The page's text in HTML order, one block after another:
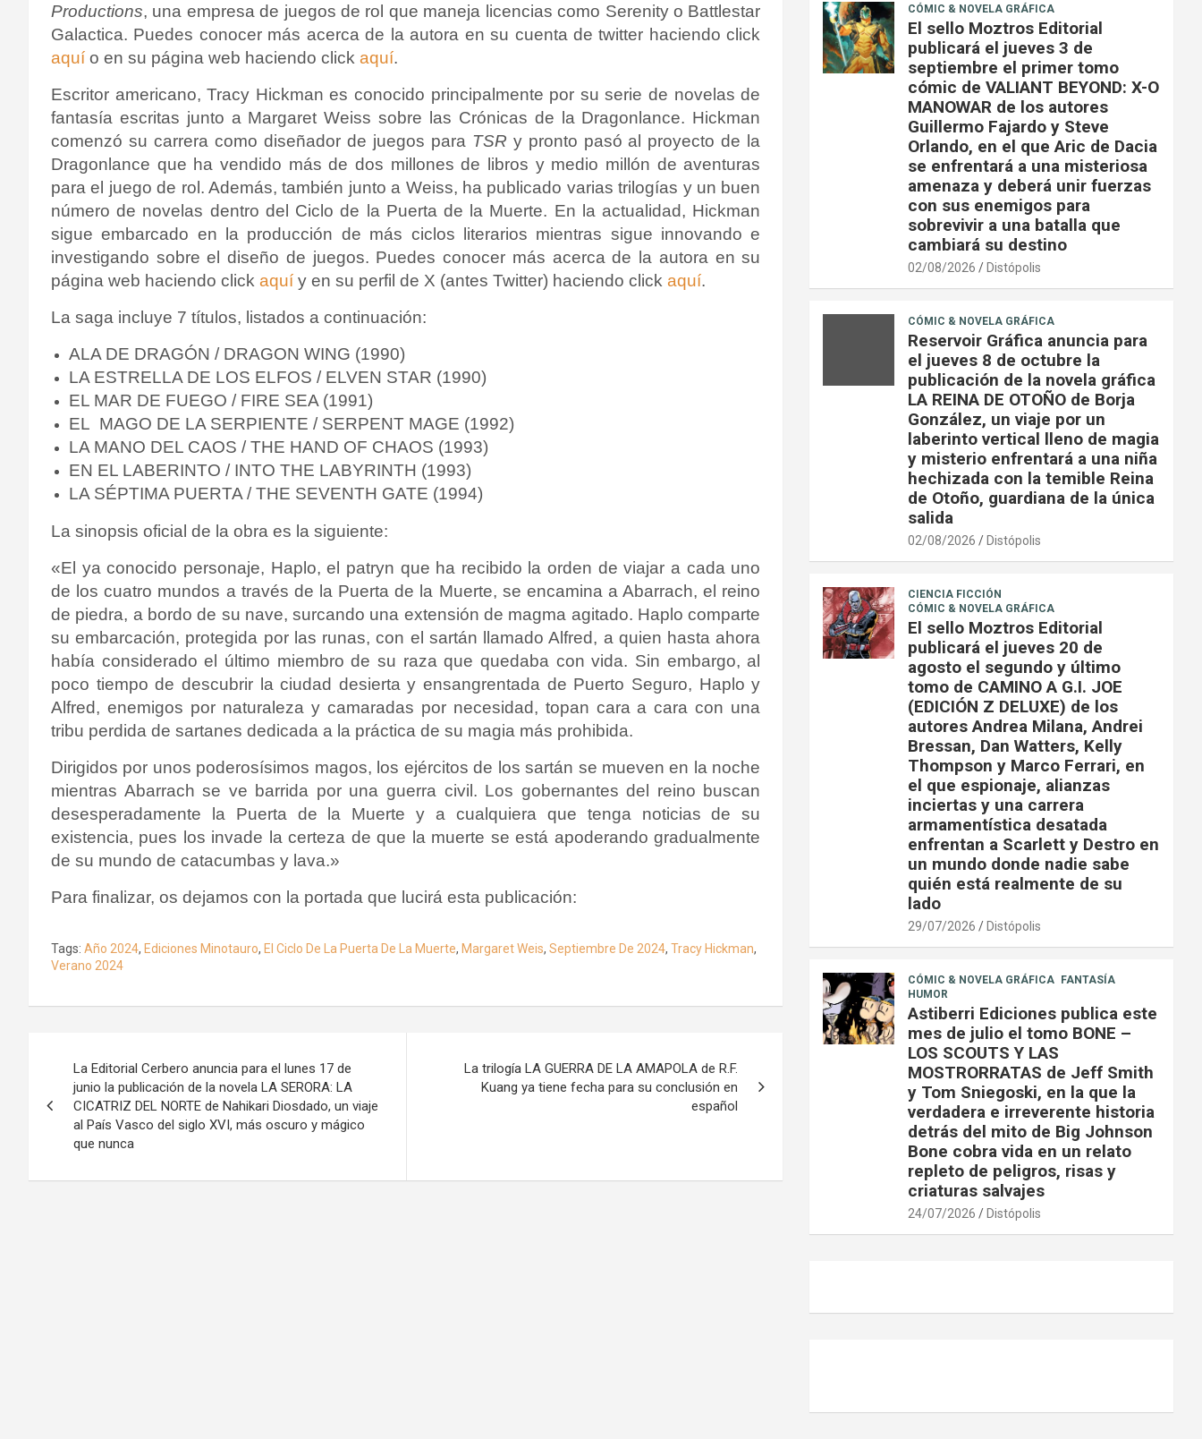
Productions, una empresa de juegos de rol que maneja licencias como Serenity o Battlestar
Galactica. Puedes conocer más acerca de la autora en su cuenta de twitter haciendo click
aquí o en su página web haciendo click aquí.
Escritor americano, Tracy Hickman es conocido principalmente por su serie de novelas de
fantasía escritas junto a Margaret Weiss sobre las Crónicas de la Dragonlance. Hickman
comenzó su carrera como diseñador de juegos para TSR y pronto pasó al proyecto de la
Dragonlance que ha vendido más de dos millones de libros y medio millón de aventuras
para el juego de rol. Además, también junto a Weiss, ha publicado varias trilogías y un buen
número de novelas dentro del Ciclo de la Puerta de la Muerte. En la actualidad, Hickman
sigue embarcado en la producción de más ciclos literarios mientras sigue innovando e
investigando sobre el diseño de juegos. Puedes conocer más acerca de la autora en su
página web haciendo click aquí y en su perfil de X (antes Twitter) haciendo click aquí.
La saga incluye 7 títulos, listados a continuación:
ALA DE DRAGÓN / DRAGON WING (1990)
LA ESTRELLA DE LOS ELFOS / ELVEN STAR (1990)
EL MAR DE FUEGO / FIRE SEA (1991)
EL MAGO DE LA SERPIENTE / SERPENT MAGE (1992)
LA MANO DEL CAOS / THE HAND OF CHAOS (1993)
EN EL LABERINTO / INTO THE LABYRINTH (1993)
LA SÉPTIMA PUERTA / THE SEVENTH GATE (1994)
La sinopsis oficial de la obra es la siguiente:
«El ya conocido personaje, Haplo, el patryn que ha recibido la orden de viajar a cada uno
de los cuatro mundos a través de la Puerta de la Muerte, se encamina a Abarrach, el reino
de piedra, a bordo de su nave, surcando una extensión de magma agitado. Haplo comparte
su embarcación, protegida por las runas, con el sartán llamado Alfred, a quien hasta ahora
había considerado el último miembro de su raza que quedaba con vida. Sin embargo, al
poco tiempo de descubrir la ciudad desierta y ensangrentada de Puerto Seguro, Haplo y
Alfred, enemigos por naturaleza y camaradas por necesidad, topan cara a cara con una
tribu perdida de sartanes dedicada a la práctica de su magia más prohibida.
Dirigidos por unos poderosísimos magos, los ejércitos de los sartán se mueven en la noche
mientras Abarrach se ve barrida por una guerra civil. Los gobernantes del reino buscan
desesperadamente la Puerta de la Muerte y a cualquiera que tenga noticias de su
existencia, pues los invade la certeza de que la muerte se está apoderando gradualmente
de su mundo de catacumbas y lava.»
Para finalizar, os dejamos con la portada que lucirá esta publicación:
Tags: Año 2024, Ediciones Minotauro, El Ciclo De La Puerta De La Muerte, Margaret Weis, Septiembre De 2024, Tracy Hickman,
Verano 2024
entradas
La Editorial Cerbero anuncia para el lunes 17 de
junio la publicación de la novela LA SERORA: LA
CICATRIZ DEL NORTE de Nahikari Diosdado, un viaje
al País Vasco del siglo XVI, más oscuro y mágico
que nunca
La trilogía LA GUERRA DE LA AMAPOLA de R.F.
Kuang ya tiene fecha para su conclusión en
español
CÓMIC & NOVELA GRÁFICA
El sello Moztros Editorial
publicará el jueves 3 de
septiembre el primer tomo
cómic de VALIANT BEYOND: X-O
MANOWAR de los autores
Guillermo Fajardo y Steve
Orlando, en el que Aric de Dacia
se enfrentará a una misteriosa
amenaza y deberá unir fuerzas
con sus enemigos para
sobrevivir a una batalla que
cambiará su destino
02/08/2026 Distópolis
CÓMIC & NOVELA GRÁFICA
Reservoir Gráfica anuncia para
el jueves 8 de octubre la
publicación de la novela gráfica
LA REINA DE OTOÑO de Borja
González, un viaje por un
laberinto vertical lleno de magia
y misterio enfrentará a una niña
hechizada con la temible Reina
de Otoño, guardiana de la única
salida
02/08/2026 Distópolis
CIENCIA FICCIÓN
CÓMIC & NOVELA GRÁFICA
El sello Moztros Editorial
publicará el jueves 20 de
agosto el segundo y último
tomo de CAMINO A G.I. JOE
(EDICIÓN Z DELUXE) de los
autores Andrea Milana, Andrei
Bressan, Dan Watters, Kelly
Thompson y Marco Ferrari, en
el que espionaje, alianzas
inciertas y una carrera
armamentística desatada
enfrentan a Scarlett y Destro en
un mundo donde nadie sabe
quién está realmente de su
lado
29/07/2026 Distópolis
CÓMIC & NOVELA GRÁFICA
FANTASÍA
HUMOR
Astiberri Ediciones publica este
mes de julio el tomo BONE –
LOS SCOUTS Y LAS
MOSTRORRATAS de Jeff Smith
y Tom Sniegoski, en la que la
verdadera e irreverente historia
detrás del mito de Big Johnson
Bone cobra vida en un relato
repleto de peligros, risas y
criaturas salvajes
24/07/2026 Distópolis